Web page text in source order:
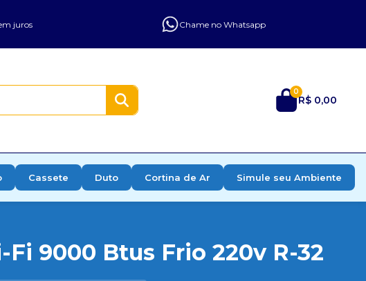
juros Chame no Whatsapp
0
R$ 0,00
Cassete Duto Cortina de Ar Simule seu Ambiente
9000 Btus Frio 220v R-32